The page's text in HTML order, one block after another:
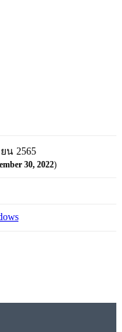
น 2565
30, 2022)